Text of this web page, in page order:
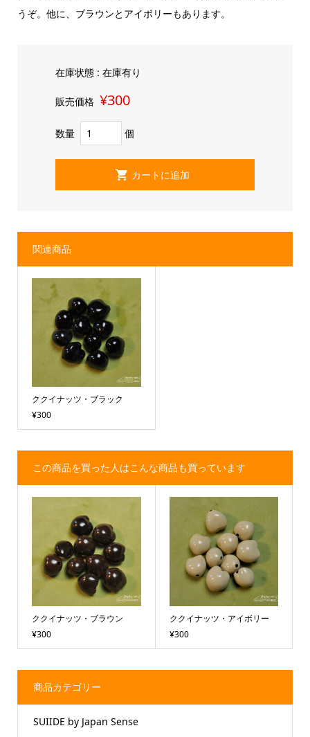
うぞ。他に、ブラウンとアイボリーもあります。
在庫状態 : 在庫有り
販売価格 ¥300
数量 個
関連商品
ククイナッツ・ブラック
¥300
この商品を買った人はこんな商品も買っています
ククイナッツ・ブラウン
¥300
ククイナッツ・アイボリー
¥300
商品カテゴリー
SUIIDE by Japan Sense